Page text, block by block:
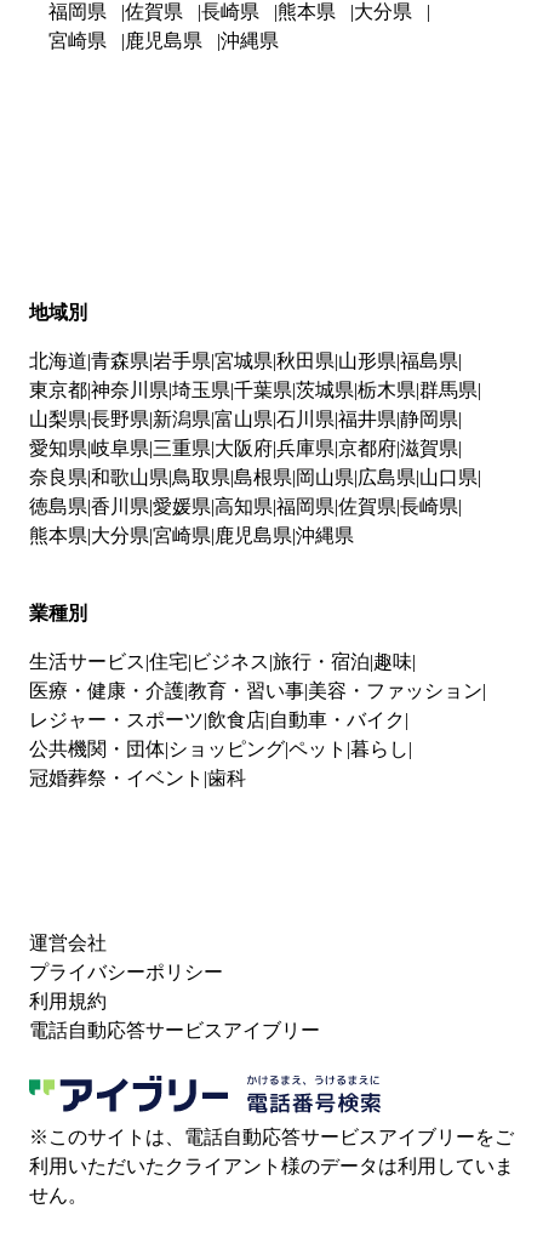
福岡県 佐賀県 長崎県 熊本県
大分県
宮崎県
鹿児島県 沖縄県
地域別
北海道 青森県 岩手県 宮城県 秋田県 山形県 福島県
東京都神奈川県 埼玉県 千葉県 茨城県 栃木県 群馬県
山梨県 長野県 新潟県 富山県 石川県 福井県 静岡県
愛知県 岐阜県 三重県 大阪府兵庫県 京都府滋賀県
奈良県 和歌山県 鳥取県 島根県 岡山県 広島県 山口県
徳島県 香川県 愛媛県 高知県 福岡県 佐賀県 長崎県
熊本県 大分県 宮崎県 鹿児島県 沖縄県
業種別
生活サービス 住宅 ビジネス 旅行・宿泊 趣味
医療・健康・介護教育・習い事 美容・ファッション
レジャー・スポーツ 飲食店 自動車・バイク
公共機関・団体 ショッピングペット 暮らし
冠婚葬祭・イベント 歯科
運営会社
プライバシーポリシー
利用規約
電話自動応答サービスアイブリー
※このサイトは、電話自動応答サービスアイブリーをご
利用いただいたクライアント様のデータは利用していま
せん。